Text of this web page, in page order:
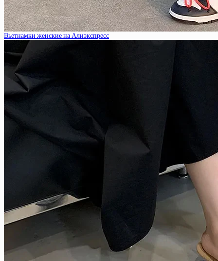
Вьетнамки женские на Алиэкспресс